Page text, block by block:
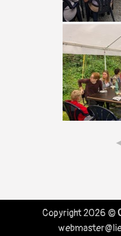
◄
Copyright 2026 ©